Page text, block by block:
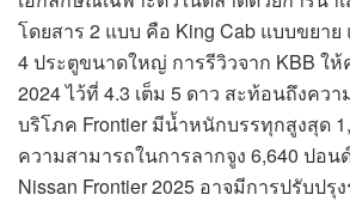
โดยสาร 2 แบบ คือ King Cab แบบขยาย
4 ประตูขนาดใหญ่ การรีวิวจาก KBB ให้
2024 ไว้ที่ 4.3 เต็ม 5 ดาว สะท้อนถึงคว
บริโภค Frontier มีน้ำหนักบรรทุกสูงสุด
ความสามารถในการลากจูง 6,640 ปอน
Nissan Frontier 2025 อาจมีการปรับปรุ